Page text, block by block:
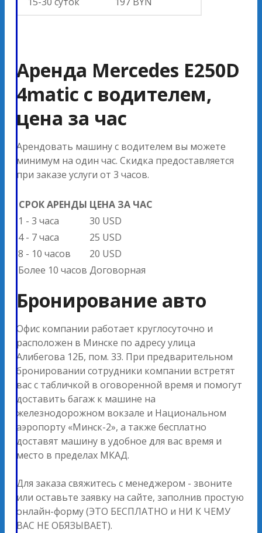
Аренда Mercedes E250D
4matic с водителем,
цена за час
Арендовать машину с водителем вы можете
минимум на один час. Скидка предоставляется
при заказе услуги от 3 часов.
СРОК АРЕНДЫ ЦЕНА ЗА ЧАС
1 - 3 часа
30 USD
4 - 7 часа
25 USD
8 - 10 часов
20 USD
Более 10 часов Договорная
Бронирование авто
Офис компании работает круглосуточно и
расположен в Минске по адресу улица
Алибегова 12Б, пом. 33. При предварительном
бронировании сотрудники компании встретят
вас с табличкой в оговоренной время и помогут
доставить багаж к машине на
железнодорожном вокзале и Национальном
аэропорту «Минск-2», а также бесплатно
доставят машину в удобное для вас время и
место в пределах МКАД.
Для заказа свяжитесь с менеджером - звоните
или оставьте заявку на сайте, заполнив простую
онлайн-форму (ЭТО БЕСПЛАТНО и НИ К ЧЕМУ
ВАС НЕ ОБЯЗЫВАЕТ).